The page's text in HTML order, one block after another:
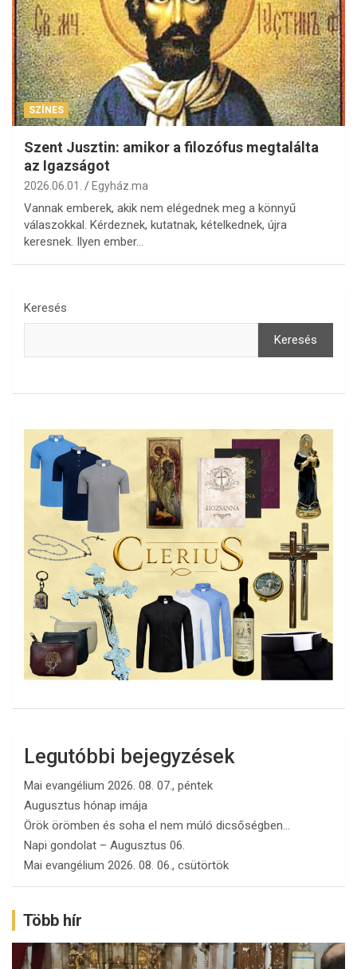
SZÍNES
Szent Jusztin: amikor a filozófus megtalálta
az Igazságot
2026.06.01. Egyház.ma
Vannak emberek, akik nem elégednek meg a könnyű
válaszokkal. Kérdeznek, kutatnak, kételkednek, újra
keresnek. Ilyen ember…
Keresés
Keresés
Legutóbbi bejegyzések
Mai evangélium 2026. 08. 07., péntek
Augusztus hónap imája
Örök örömben és soha el nem múló dicsőségben…
Napi gondolat – Augusztus 06.
Mai evangélium 2026. 08. 06., csütörtök
Több hír